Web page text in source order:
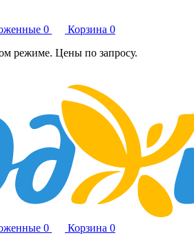
0 Корзина 0
режиме. Цены по запросу.
0 Корзина 0